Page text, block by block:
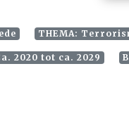
THEMA:
2020 tot ca. 2029